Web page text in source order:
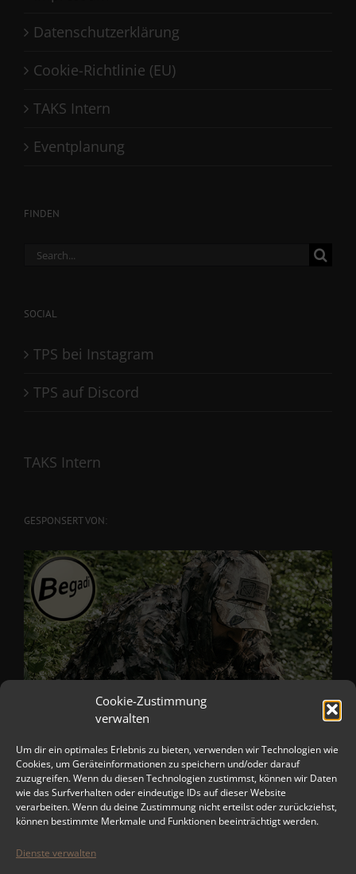
Cookie-Zustimmung
verwalten
Um dir ein optimales Erlebnis zu bieten, verwenden wir Technologien wie
Cookies, um Geräteinformationen zu speichern und/oder darauf
zuzugreifen. Wenn du diesen Technologien zustimmst, können wir Daten
wie das Surfverhalten oder eindeutige IDs auf dieser Website
verarbeiten. Wenn du deine Zustimmung nicht erteilst oder zurückziehst,
können bestimmte Merkmale und Funktionen beeinträchtigt werden.
Dienste verwalten
Datenschutzerklärung
Cookie-Richtlinie (EU)
TAKS Intern
Eventplanung
FINDEN
Search
SOCIAL
TPS bei Instagram
TPS auf Discord
TAKS Intern
GESPONSERT VON: